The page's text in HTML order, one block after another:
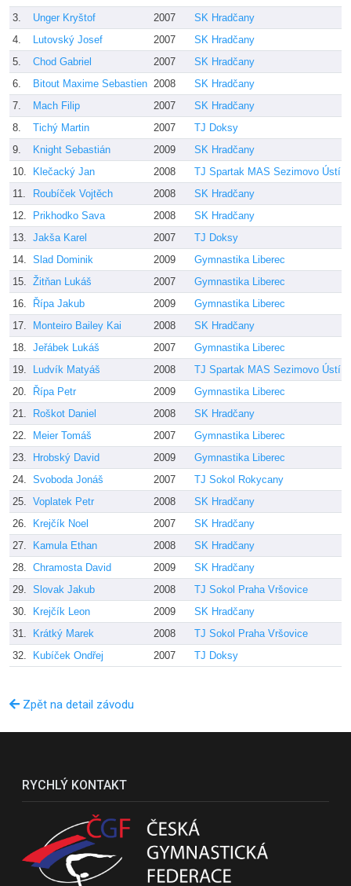
3.
Unger Kryštof 2007 SK Hradčany
4.
Lutovský Josef 2007 SK Hradčany
5.
Chod Gabriel 2007 SK Hradčany
6.
Bitout Maxime Sebastien 2008 SK Hradčany
7.
Mach Filip 2007 SK Hradčany
8.
Tichý Martin 2007 TJ Doksy
9.
Knight Sebastián 2009 SK Hradčany
10.
Klečacký Jan 2008 TJ Spartak MAS Sezimovo Ústí
11.
Roubíček Vojtěch 2008 SK Hradčany
12.
Prikhodko Sava 2008 SK Hradčany
13. Jakša Karel 2007 TJ Doksy
14. Slad Dominik 2009 Gymnastika Liberec
15. Žitňan Lukáš 2007 Gymnastika Liberec
16.
Řípa Jakub 2009 Gymnastika Liberec
17.
Monteiro Bailey Kai 2008 SK Hradčany
18. Jeřábek Lukáš 2007 Gymnastika Liberec
19.
Ludvík Matyáš 2008 TJ Spartak MAS Sezimovo Ústí
20.
Řípa Petr 2009 Gymnastika Liberec
21.
Roškot Daniel 2008 SK Hradčany
22.
Meier Tomáš 2007 Gymnastika Liberec
23.
Hrobský David 2009 Gymnastika Liberec
24. Svoboda Jonáš 2007 TJ Sokol Rokycany
25. Voplatek Petr 2008 SK Hradčany
26.
Krejčík Noel 2007 SK Hradčany
27.
Kamula Ethan 2008 SK Hradčany
28. Chramosta David 2009 SK Hradčany
29. Slovak Jakub 2008 TJ Sokol Praha Vršovice
30.
Krejčík Leon 2009 SK Hradčany
31.
Krátký Marek 2008 TJ Sokol Praha Vršovice
32.
Kubíček Ondřej 2007 TJ Doksy
Zpět na detail závodu
RYCHLÝ KONTAKT